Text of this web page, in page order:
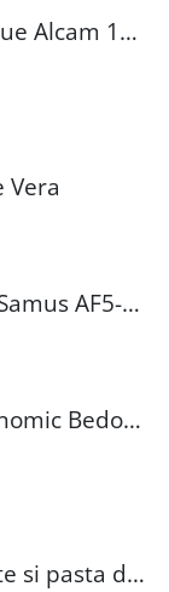
Pilota Cocolino Antique Alcam 140x200 cm din Microfibra si Fleece pentru Confort Premium
Vera
Friteuza cu aer cald Samus AF5-S1400DW
Scaun de birou ergonomic Bedora Lotte, Mesh, Negru/Rosu
Suport pentru periute si pasta de dinti Wenko Brasil Petrol 7.3 x 10.3 cm plastic verde inchis